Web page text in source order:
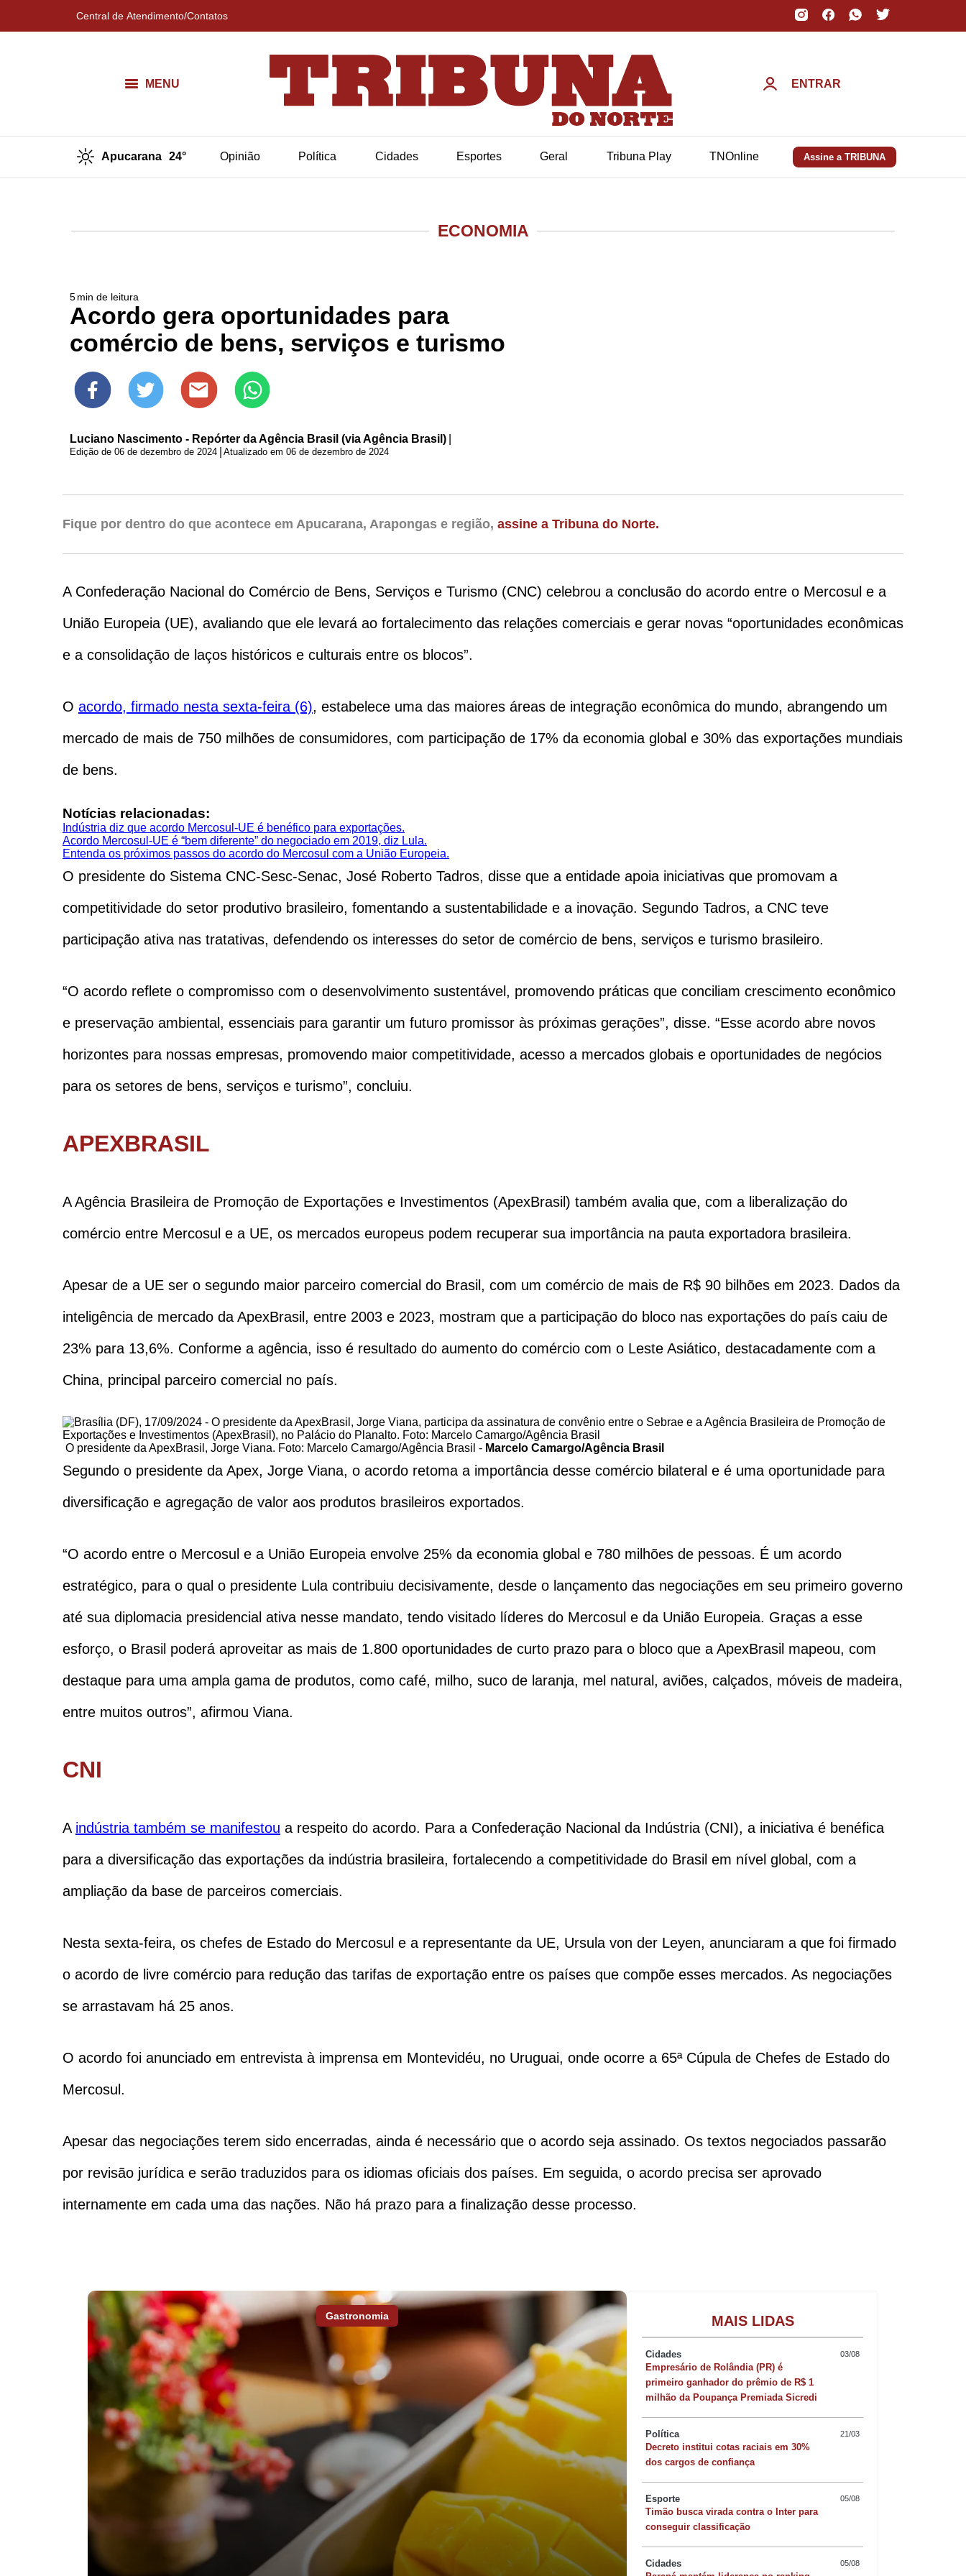
Central de Atendimento/Contatos
MENU ENTRAR
Apucarana 24° Opinião Política Cidades Esportes Geral Tribuna Play TNOnline Assine a TRIBUNA
ECONOMIA
5min de leitura
Acordo gera oportunidades para
comércio de bens, serviços e turismo
Luciano Nascimento - Repórter da Agência Brasil (via Agência Brasil)
Edição de 06 de dezembro de 2024 Atualizado em 06 de dezembro de 2024
Fique por dentro do que acontece em Apucarana, Arapongas e região, assine a Tribuna do Norte.
A Confederação Nacional do Comércio de Bens, Serviços e Turismo (CNC) celebrou a conclusão do acordo entre o Mercosul e a
União Europeia (UE), avaliando que ele levará ao fortalecimento das relações comerciais e gerar novas “oportunidades econômicas
e a consolidação de laços históricos e culturais entre os blocos”.
O acordo, firmado nesta sexta-feira (6), estabelece uma das maiores áreas de integração econômica do mundo, abrangendo um
mercado de mais de 750 milhões de consumidores, com participação de 17% da economia global e 30% das exportações mundiais
de bens.
Notícias relacionadas:
Indústria diz que acordo Mercosul-UE é benéfico para exportações.
Acordo Mercosul-UE é “bem diferente” do negociado em 2019, diz Lula.
Entenda os próximos passos do acordo do Mercosul com a União Europeia.
O presidente do Sistema CNC-Sesc-Senac, José Roberto Tadros, disse que a entidade apoia iniciativas que promovam a
competitividade do setor produtivo brasileiro, fomentando a sustentabilidade e a inovação. Segundo Tadros, a CNC teve
participação ativa nas tratativas, defendendo os interesses do setor de comércio de bens, serviços e turismo brasileiro.
“O acordo reflete o compromisso com o desenvolvimento sustentável, promovendo práticas que conciliam crescimento econômico
e preservação ambiental, essenciais para garantir um futuro promissor às próximas gerações”, disse. “Esse acordo abre novos
horizontes para nossas empresas, promovendo maior competitividade, acesso a mercados globais e oportunidades de negócios
para os setores de bens, serviços e turismo”, concluiu.
APEXBRASIL
A Agência Brasileira de Promoção de Exportações e Investimentos (ApexBrasil) também avalia que, com a liberalização do
comércio entre Mercosul e a UE, os mercados europeus podem recuperar sua importância na pauta exportadora brasileira.
Apesar de a UE ser o segundo maior parceiro comercial do Brasil, com um comércio de mais de R$ 90 bilhões em 2023. Dados da
inteligência de mercado da ApexBrasil, entre 2003 e 2023, mostram que a participação do bloco nas exportações do país caiu de
23% para 13,6%. Conforme a agência, isso é resultado do aumento do comércio com o Leste Asiático, destacadamente com a
China, principal parceiro comercial no país.
O presidente da ApexBrasil, Jorge Viana. Foto: Marcelo Camargo/Agência Brasil - Marcelo Camargo/Agência Brasil
Segundo o presidente da Apex, Jorge Viana, o acordo retoma a importância desse comércio bilateral e é uma oportunidade para
diversificação e agregação de valor aos produtos brasileiros exportados.
“O acordo entre o Mercosul e a União Europeia envolve 25% da economia global e 780 milhões de pessoas. É um acordo
estratégico, para o qual o presidente Lula contribuiu decisivamente, desde o lançamento das negociações em seu primeiro governo
até sua diplomacia presidencial ativa nesse mandato, tendo visitado líderes do Mercosul e da União Europeia. Graças a esse
esforço, o Brasil poderá aproveitar as mais de 1.800 oportunidades de curto prazo para o bloco que a ApexBrasil mapeou, com
destaque para uma ampla gama de produtos, como café, milho, suco de laranja, mel natural, aviões, calçados, móveis de madeira,
entre muitos outros”, afirmou Viana.
CNI
A indústria também se manifestou a respeito do acordo. Para a Confederação Nacional da Indústria (CNI), a iniciativa é benéfica
para a diversificação das exportações da indústria brasileira, fortalecendo a competitividade do Brasil em nível global, com a
ampliação da base de parceiros comerciais.
Nesta sexta-feira, os chefes de Estado do Mercosul e a representante da UE, Ursula von der Leyen, anunciaram a que foi firmado
o acordo de livre comércio para redução das tarifas de exportação entre os países que compõe esses mercados. As negociações
se arrastavam há 25 anos.
O acordo foi anunciado em entrevista à imprensa em Montevidéu, no Uruguai, onde ocorre a 65ª Cúpula de Chefes de Estado do
Mercosul.
Apesar das negociações terem sido encerradas, ainda é necessário que o acordo seja assinado. Os textos negociados passarão
por revisão jurídica e serão traduzidos para os idiomas oficiais dos países. Em seguida, o acordo precisa ser aprovado
internamente em cada uma das nações. Não há prazo para a finalização desse processo.
Gastronomia MAIS LIDAS
Cidades 03/08
Empresário de Rolândia (PR) é
primeiro ganhador do prêmio de R$ 1
milhão da Poupança Premiada Sicredi
Política 21/03
Decreto institui cotas raciais em 30%
dos cargos de confiança
Esporte 05/08
Timão busca virada contra o Inter para
conseguir classificação
Cidades 05/08